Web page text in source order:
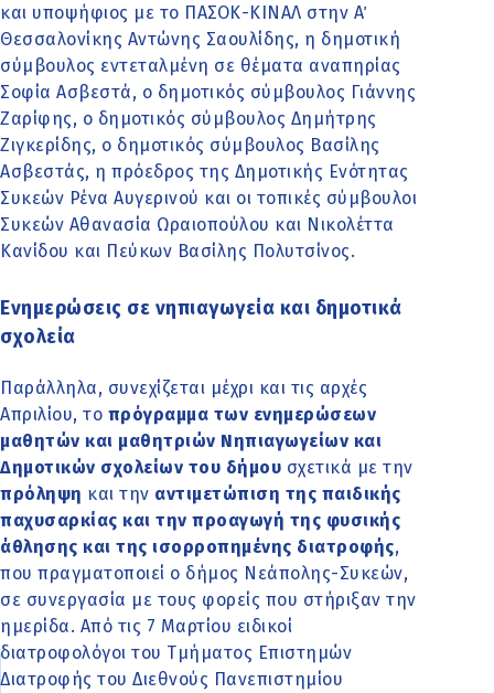
και υποψήφιος με το ΠΑΣΟΚ-ΚΙΝΑΛ στην Α΄
Θεσσαλονίκης Αντώνης Σαουλίδης, η δημοτική
σύμβουλος εντεταλμένη σε θέματα αναπηρίας
Σοφία Ασβεστά, ο δημοτικός σύμβουλος Γιάννης
Ζαρίφης, ο δημοτικός σύμβουλος Δημήτρης
Ζιγκερίδης, ο δημοτικός σύμβουλος Βασίλης
Ασβεστάς, η πρόεδρος της Δημοτικής Ενότητας
Συκεών Ρένα Αυγερινού και οι τοπικές σύμβουλοι
Συκεών Αθανασία Ωραιοπούλου και Νικολέττα
Κανίδου και Πεύκων Βασίλης Πολυτσίνος.
Ενημερώσεις σε νηπιαγωγεία και δημοτικά
σχολεία
Παράλληλα, συνεχίζεται μέχρι και τις αρχές
Απριλίου, το πρόγραμμα των ενημερώσεων
μαθητών και μαθητριών Νηπιαγωγείων και
Δημοτικών σχολείων του δήμου σχετικά με την
πρόληψη και την αντιμετώπιση της παιδικής
παχυσαρκίας και την προαγωγή της φυσικής
άθλησης και της ισορροπημένης διατροφής,
που πραγματοποιεί ο δήμος Νεάπολης-Συκεών,
σε συνεργασία με τους φορείς που στήριξαν την
ημερίδα. Από τις 7 Μαρτίου ειδικοί
διατροφολόγοι του Τμήματος Επιστημών
Διατροφής του Διεθνούς Πανεπιστημίου